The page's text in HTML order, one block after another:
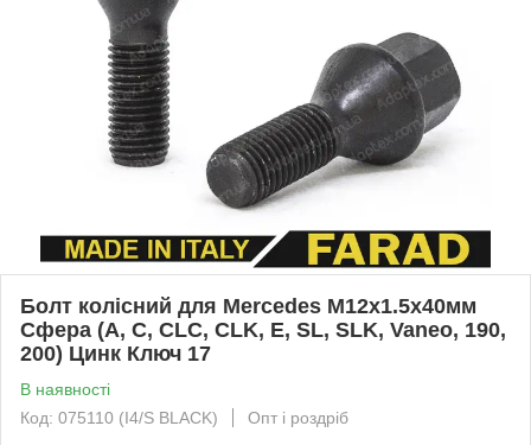
Болт колісний для Mercedes М12х1.5х40мм
Сфера (A, C, CLC, CLK, E, SL, SLK, Vaneo, 190,
200) Цинк Ключ 17
В наявності
Код: 075110 (I4/S BLACK)
Опт і роздріб